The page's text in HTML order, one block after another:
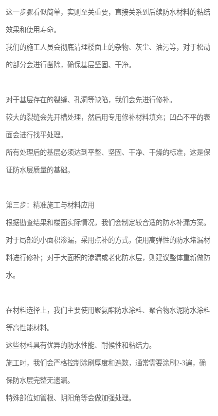
这一步骤看似简单，实则至关重要，直接关系到后续防水材料的粘结
效果和使用寿命。
我们的施工人员会彻底清理楼面上的杂物、灰尘、油污等，对于松动
的部分会进行凿除，确保基层坚固、干净。
对于基层存在的裂缝、孔洞等缺陷，我们会先进行修补。
较大的裂缝会先开槽处理，然后用专用修补材料填充；凹凸不平的表
面会进行找平处理。
所有处理后的基层必须达到平整、坚固、干净、干燥的标准，这是保
证防水层质量的基础。
第三步：精准施工与材料应用
根据勘查结果和楼面实际情况，我们会制定较合适的防水补漏方案。
对于局部的小面积渗漏，采用点补的方式，使用高弹性的防水堵漏材
料进行修补；对于大面积的渗漏或老化防水层，则建议整体重新做防
水。
在材料选择上，我们主要使用聚氨酯防水涂料、聚合物水泥防水涂料
等高性能材料。
这些材料具有优异的防水性能、耐候性和粘结力。
施工时，我们会严格控制涂刷厚度和遍数，通常需要涂刷2-3遍，确
保防水层完整无遗漏。
特殊部位如管根、阴阳角等会做加强处理。